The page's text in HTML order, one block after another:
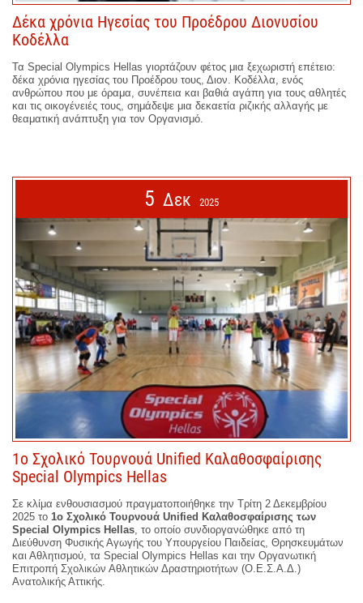
Δέκα χρόνια Ηγεσίας του Προέδρου Διονυσίου
Κοδέλλα
Τα Special Olympics Hellas γιορτάζουν φέτος μια ξεχωριστή επέτειο:
δέκα χρόνια ηγεσίας του Προέδρου τους, Διον. Κοδέλλα, ενός
ανθρώπου που με όραμα, συνέπεια και βαθιά αγάπη για τους αθλητές
και τις οικογένειές τους, σημάδεψε μια δεκαετία ριζικής αλλαγής με
θεαματική ανάπτυξη για τον Οργανισμό.
5 Δεκ 2025
1ο Σχολικό Τουρνουά Unified Καλαθοσφαίρισης
Special Olympics Hellas
Σε κλίμα ενθουσιασμού πραγματοποιήθηκε την Τρίτη 2 Δεκεμβρίου
2025 το 1ο Σχολικό Τουρνουά Unified Καλαθοσφαίρισης των
Special Olympics Hellas, το οποίο συνδιοργανώθηκε από τη
Διεύθυνση Φυσικής Αγωγής του Υπουργείου Παιδείας, Θρησκευμάτων
και Αθλητισμού, τα Special Olympics Hellas και την Οργανωτική
Επιτροπή Σχολικών Αθλητικών Δραστηριοτήτων (Ο.Ε.Σ.Α.Δ.)
Ανατολικής Αττικής.